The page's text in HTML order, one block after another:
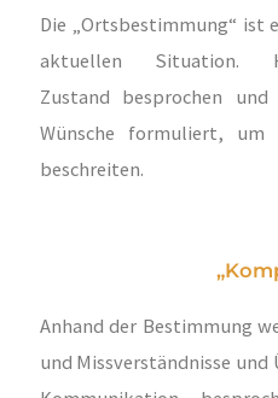
Die „Ortsbestimmung“ ist
aktuellen
Zustand besprochen
Wünsche formuliert,
beschreiten.
Anhand der Bestimmung
und Missverständnisse